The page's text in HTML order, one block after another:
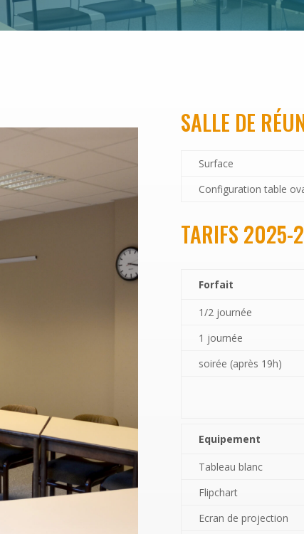
SALLE DE
Surface
Configuration table
TARIFS 2025-
Forfait
1/2 journée
1 journée
soirée (après 19h)
Equipement
Tableau blanc
Flipchart
Ecran de projection